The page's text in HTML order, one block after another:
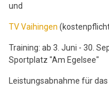
und
TV Vaihingen
Training: ab 3. Juni - 30.
Sportplatz "Am Egelsee"
Leistungsabnahme für